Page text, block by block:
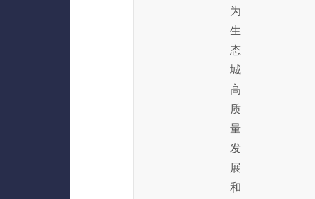
为
生
态
城
高
质
量
发
展
和